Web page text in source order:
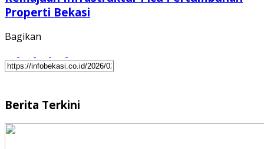
Properti Bekasi
Bagikan
Berita Terkini